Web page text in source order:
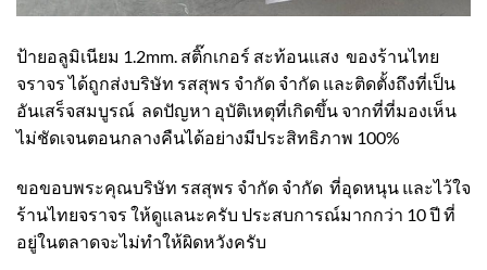
ป้ายอลูมิเนียม 1.2mm. สติ๊กเกอร์ สะท้อนแสง ของร้านไทย
จราจร ได้ถูกส่งบริษัท รสสุพร จำกัด จำกัด และติดตั้งถึงที่เป็น
อันเสร็จสมบูรณ์ ลดปัญหา อุบัติเหตุที่เกิดขึ้น จากที่ที่มองเห็น
ไม่ชัดเจนตอนกลางคืนได้อย่างมีประสิทธิภาพ 100%
ขอขอบพระคุณบริษัท รสสุพร จำกัด จำกัด ที่อุดหนุน และไว้ใจ
ร้านไทยจราจร ให้ดูแลนะครับ ประสบการณ์มากกว่า 10 ปี ที่
อยู่ในตลาดจะไม่ทำให้ผิดหวังครับ